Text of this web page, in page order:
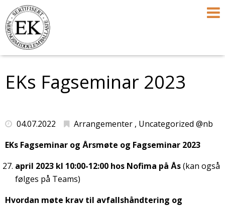
EKs Fagseminar 2023
Arrangementer , Uncategorized @nb
EKs Fagseminar og Årsmøte og Fagseminar 2023
april 2023 kl 10:00-12:00 hos Nofima på Ås(kan også
følges på Teams)
Hvordan møte krav til avfallshåndtering og